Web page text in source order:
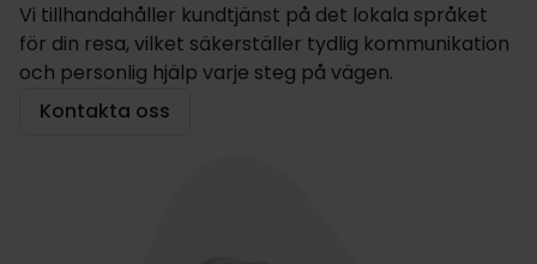
Vi tillhandahåller kundtjänst på det lokala språket
för din resa, vilket säkerställer tydlig kommunikation
och personlig hjälp varje steg på vägen.
Kontakta oss